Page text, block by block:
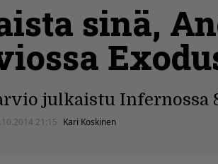
sinä,
julkaistu Infernossa
21:15 Kari Koskinen